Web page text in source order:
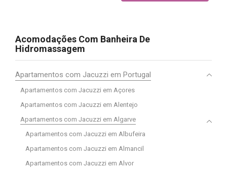
Acomodações Com Banheira De
Hidromassagem
Apartamentos com Jacuzzi em Portugal
Apartamentos com Jacuzzi em Açores
Apartamentos com Jacuzzi em Alentejo
Apartamentos com Jacuzzi em Algarve
Apartamentos com Jacuzzi em Albufeira
Apartamentos com Jacuzzi em Almancil
Apartamentos com Jacuzzi em Alvor